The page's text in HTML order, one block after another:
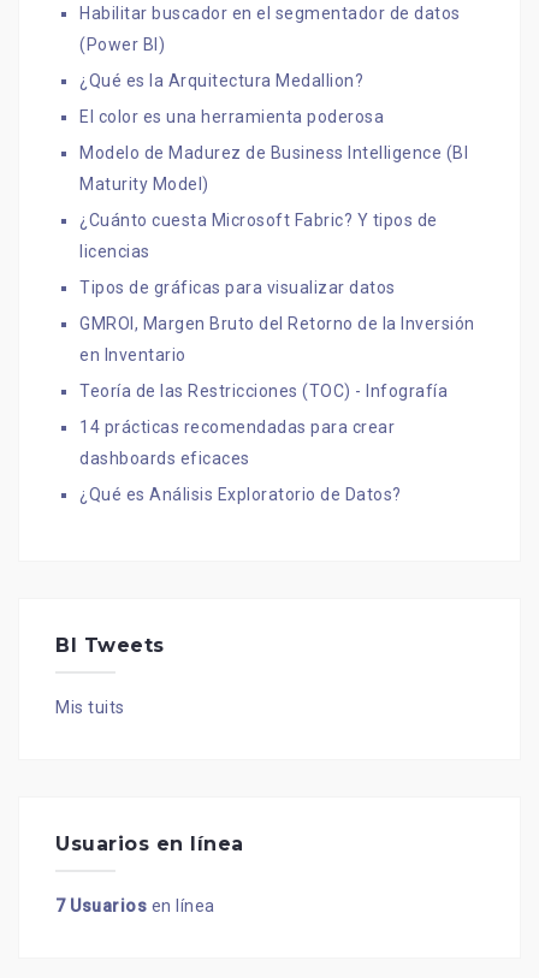
Habilitar buscador en el segmentador de datos
(Power BI)
¿Qué es la Arquitectura Medallion?
El color es una herramienta poderosa
Modelo de Madurez de Business Intelligence (BI
Maturity Model)
¿Cuánto cuesta Microsoft Fabric? Y tipos de
licencias
Tipos de gráficas para visualizar datos
GMROI, Margen Bruto del Retorno de la Inversión
en Inventario
Teoría de las Restricciones (TOC) - Infografía
14 prácticas recomendadas para crear
dashboards eficaces
¿Qué es Análisis Exploratorio de Datos?
BI Tweets
Mis tuits
Usuarios en línea
7 Usuarios en línea